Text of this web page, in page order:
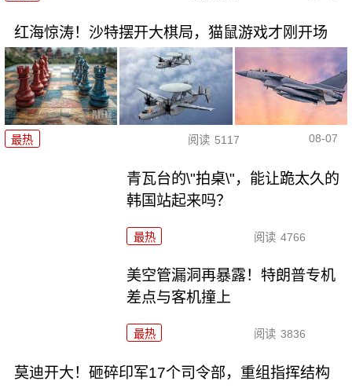
红海惊涛！沙特摆开大棋局，猫鼠游戏才刚开场
最热 阅读 5117 08-07
青瓦台的\"拍桌\"，能让跪太久的
韩国站起来吗？
最热 阅读 4766
美空管漏洞再暴露！特朗普专机
差点与客机撞上
最热 阅读 3836
莫迪开大！砸碎印军17个司令部，重组指挥结构